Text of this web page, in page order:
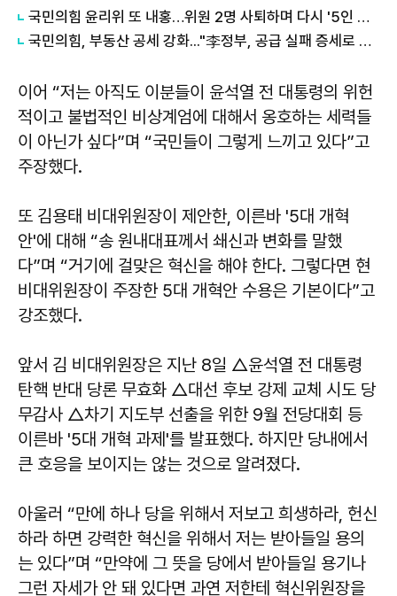
국민의힘 윤리위 또 내홍…위원 2명 사퇴하며 다시 '5인 체제'
국민의힘, 부동산 공세 강화..."李정부, 공급 실패 증세로 덮으려 해"
이어 “저는 아직도 이분들이 윤석열 전 대통령의 위헌
적이고 불법적인 비상계엄에 대해서 옹호하는 세력들
이 아닌가 싶다”며 “국민들이 그렇게 느끼고 있다”고
주장했다.
또 김용태 비대위원장이 제안한, 이른바 '5대 개혁
안'에 대해 “송 원내대표께서 쇄신과 변화를 말했
다”며 “거기에 걸맞은 혁신을 해야 한다. 그렇다면 현
비대위원장이 주장한 5대 개혁안 수용은 기본이다”고
강조했다.
앞서 김 비대위원장은 지난 8일 △윤석열 전 대통령
탄핵 반대 당론 무효화 △대선 후보 강제 교체 시도 당
무감사 △차기 지도부 선출을 위한 9월 전당대회 등
이른바 '5대 개혁 과제'를 발표했다. 하지만 당내에서
큰 호응을 보이지는 않는 것으로 알려졌다.
아울러 “만에 하나 당을 위해서 저보고 희생하라, 헌신
하라 하면 강력한 혁신을 위해서 저는 받아들일 용의
는 있다”며 “만약에 그 뜻을 당에서 받아들일 용기나
그런 자세가 안 돼 있다면 과연 저한테 혁신위원장을